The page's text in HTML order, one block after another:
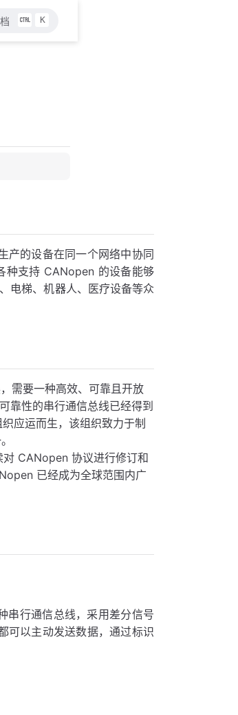
K
产的设备在同一个网络中协同
种支持 CANopen 的设备能够
电梯、机器人、医疗设备等众
需要一种高效、可靠且开放
靠性的串行通信总线已经得到
应运而生，该组织致力于制
CANopen 协议进行修订和
已经成为全球范围内广
串行通信总线，采用差分信号
可以主动发送数据，通过标识